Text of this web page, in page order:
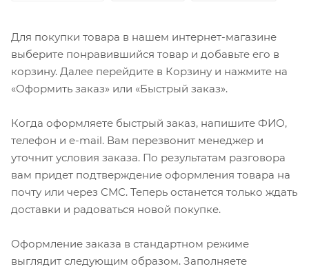
Для покупки товара в нашем интернет-магазине
выберите понравившийся товар и добавьте его в
корзину. Далее перейдите в Корзину и нажмите на
«Оформить заказ» или «Быстрый заказ».
Когда оформляете быстрый заказ, напишите ФИО,
телефон и e-mail. Вам перезвонит менеджер и
уточнит условия заказа. По результатам разговора
вам придет подтверждение оформления товара на
почту или через СМС. Теперь останется только ждать
доставки и радоваться новой покупке.
Оформление заказа в стандартном режиме
выглядит следующим образом. Заполняете